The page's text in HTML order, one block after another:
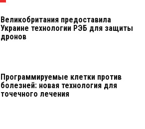
Великобритания предоставила
Украине технологии РЭБ для защиты
дронов
Программируемые клетки против
болезней: новая технология для
точечного лечения